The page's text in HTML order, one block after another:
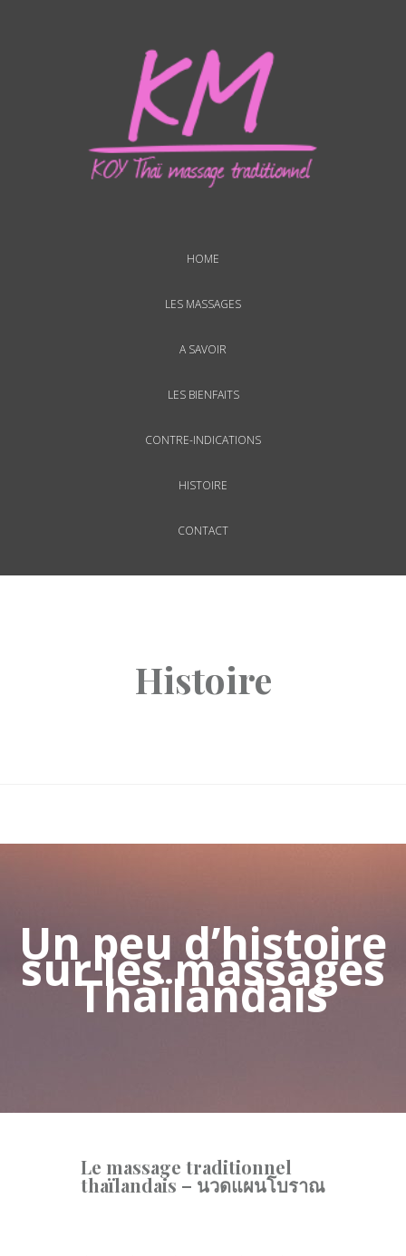
HOME
LES MASSAGES
A SAVOIR
LES BIENFAITS
CONTRE-INDICATIONS
HISTOIRE
CONTACT
Histoire
Un peu d’histoire
sur les massages
Thaïlandais
Le massage traditionnel
thaïlandais – นวดแผนโบราณ